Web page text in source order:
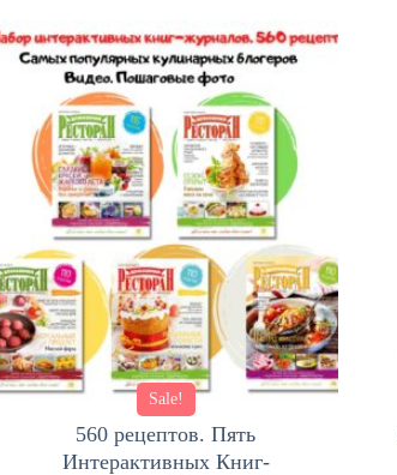
Sale!
560 рецептов. Пять
Интерактивных Книг-